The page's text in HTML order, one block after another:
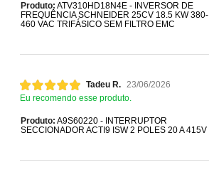
Produto: ATV310HD18N4E - INVERSOR DE
FREQUÊNCIA SCHNEIDER 25CV 18.5 KW 380-
460 VAC TRIFÁSICO SEM FILTRO EMC
Tadeu R. 23/06/2026
Eu recomendo esse produto.
Produto: A9S60220 - INTERRUPTOR
SECCIONADOR ACTI9 ISW 2 POLES 20 A 415V